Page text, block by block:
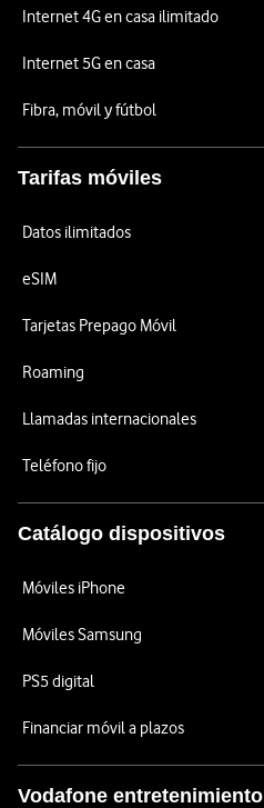
Internet 4G en casa ilimitado
Internet 5G en casa
Fibra, móvil y fútbol
Tarifas móviles
Datos ilimitados
eSIM
Tarjetas Prepago Móvil
Roaming
Llamadas internacionales
Teléfono fijo
Catálogo dispositivos
Móviles iPhone
Móviles Samsung
PS5 digital
Financiar móvil a plazos
Vodafone entretenimiento